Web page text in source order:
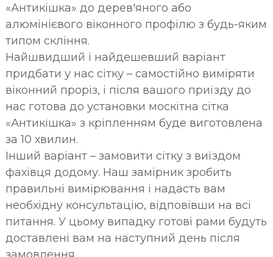
«Антикішка» до дерев'яного або
алюмінієвого віконного профілю з будь-яким
типом скління.
Найшвидший і найдешевший варіант
придбати у нас сітку – самостійно виміряти
віконний проріз, і після вашого приїзду до
нас готова до установки москітна сітка
«Антикішка» з кріпленням буде виготовлена
за 10 хвилин.
Інший варіант – замовити сітку з виїздом
фахівця додому. Наш замірник зробить
правильні вимірювання і надасть вам
необхідну консультацію, відповівши на всі
питання. У цьому випадку готові рами будуть
доставлені вам на наступний день після